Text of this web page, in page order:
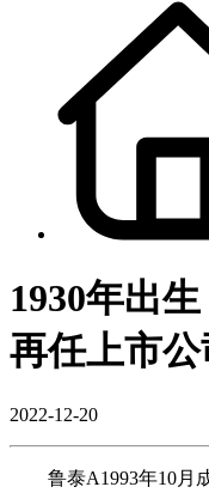
1930年出
再任上市
2022-12-20
鲁泰A1993年10月成